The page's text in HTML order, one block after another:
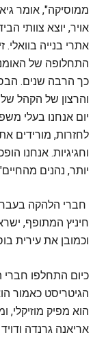
ממוסיקה", אומר
אויר, יוצא צוותי
אתרי בנייה
התחלופה של
כך הרבה שנים.
והרצון של הקהל
יום אנחנו בעלי
לחזרות, מורידים
וחגיגיות. אנחנו
יותר, נהנים
חברי הלהקה בעבר
חיניץ המתופף,
וכמובן את עירית
כיום התחלפו חברי
הגיטריסט כאמור
הוא מפיק מוזיקלי,
אריאנה גרנדה